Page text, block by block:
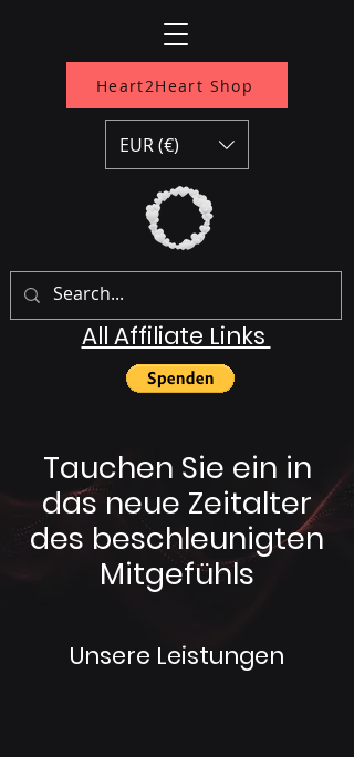
Heart2Heart Shop
All Affiliate Links
EUR (€)
Tauchen Sie ein in
das neue Zeitalter
des beschleunigten
Mitgefühls
Unsere Leistungen